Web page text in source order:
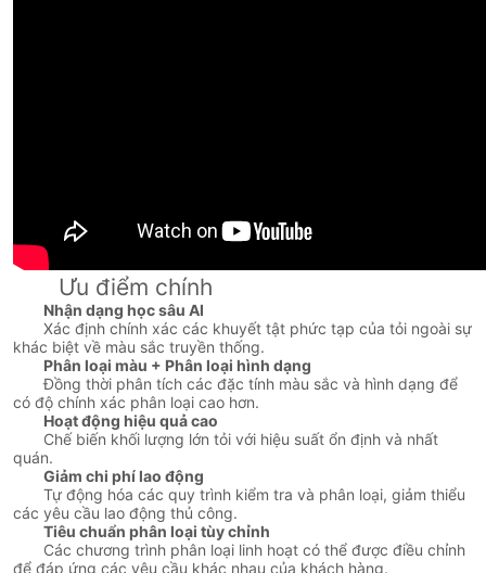
Ưu điểm chính
Nhận dạng học sâu AI
Xác định chính xác các khuyết tật phức tạp của tỏi ngoài sự
khác biệt về màu sắc truyền thống.
Phân loại màu + Phân loại hình dạng
Đồng thời phân tích các đặc tính màu sắc và hình dạng để
có độ chính xác phân loại cao hơn.
Hoạt động hiệu quả cao
Chế biến khối lượng lớn tỏi với hiệu suất ổn định và nhất
quán.
Giảm chi phí lao động
Tự động hóa các quy trình kiểm tra và phân loại, giảm thiểu
các yêu cầu lao động thủ công.
Tiêu chuẩn phân loại tùy chỉnh
Các chương trình phân loại linh hoạt có thể được điều chỉnh
để đáp ứng các yêu cầu khác nhau của khách hàng.